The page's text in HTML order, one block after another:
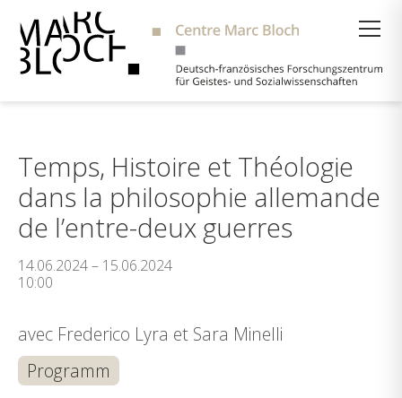
Temps, Histoire et Théologie
dans la philosophie allemande
de l’entre-deux guerres
14.06.2024 – 15.06.2024
10:00
avec Frederico Lyra et Sara Minelli
Programm